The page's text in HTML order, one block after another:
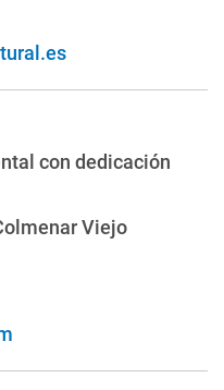
con dedicación
Viejo